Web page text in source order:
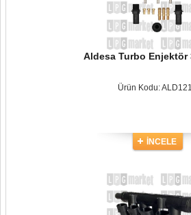
Aldesa Turbo Enjektör
Ürün Kodu:
İNCELE